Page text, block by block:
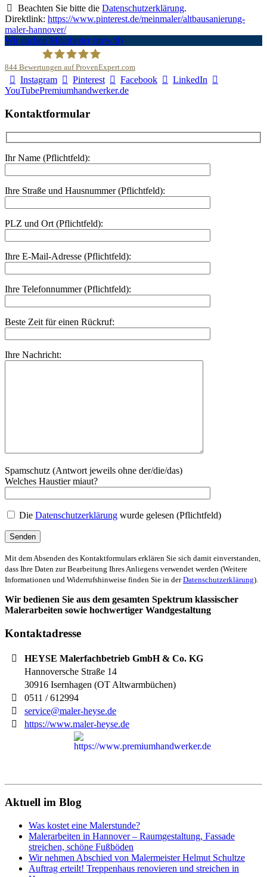
Beachten Sie bitte dieDatenschutzerklärung.
Direktlink: https://www.pinterest.de/meinmaler/altbausanierung-
maler-hannover/
Wir suchen Mitarbeiter (m/w/d)
Malerfachbetrieb HEYSE GmbH & Co.KG
844 Bewertungen auf ProvenExpert.com
Instagram Pinterest Facebook
LinkedIn
YouTubePremiumhandwerker.de
Kontaktformular
Ihr Name (Pflichtfeld):
Ihre Straße und Hausnummer (Pflichtfeld):
PLZ und Ort (Pflichtfeld):
Ihre E-Mail-Adresse (Pflichtfeld):
Ihre Telefonnummer (Pflichtfeld):
Beste Zeit für einen Rückruf:
Ihre Nachricht:
Spamschutz (Antwort jeweils ohne der/die/das)
Welches Haustier miaut?
Die Datenschutzerklärung wurde gelesen (Pflichtfeld)
Mit dem Absenden des Kontaktformulars erklären Sie sich damit einverstanden,
dass Ihre Daten zur Bearbeitung Ihres Anliegens verwendet werden (Weitere
Informationen und Widerrufshinweise finden Sie in derDatenschutzerklärung).
Wir bedienen Sie aus dem gesamten Spektrum klassischer
Malerarbeiten sowie hochwertiger Wandgestaltung
Kontaktadresse
HEYSE Malerfachbetrieb GmbH & Co. KG
Hannoversche Straße 14
30916 Isernhagen (OT Altwarmbüchen)
0511 / 612994
service@maler-heyse.de
https://www.maler-heyse.de
Aktuell im Blog
Was kostet eine Malerstunde?
Malerarbeiten in Hannover – Raumgestaltung, Fassade
streichen, schöne Fußböden
Wir nehmen Abschied von Malermeister Helmut Schultze
Auftrag erteilt! Treppenhaus renovieren und streichen in